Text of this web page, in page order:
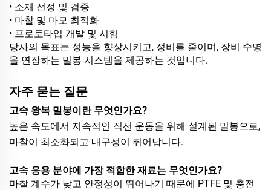
• 소재 선정 및 검증
• 마찰 및 마모 최적화
• 프로토타입 개발 및 시험
당사의 목표는 성능을 향상시키고, 정비를 줄이며, 장비 수명
을 연장하는 밀봉 시스템을 제공하는 것입니다.
자주 묻는 질문
고속 왕복 밀봉이란 무엇인가요?
높은 속도에서 지속적인 직선 운동을 위해 설계된 밀봉으로,
마찰이 최소화되고 내구성이 뛰어납니다.
고속 응용 분야에 가장 적합한 재료는 무엇인가요?
마찰 계수가 낮고 안정성이 뛰어나기 때문에 PTFE 및 충전